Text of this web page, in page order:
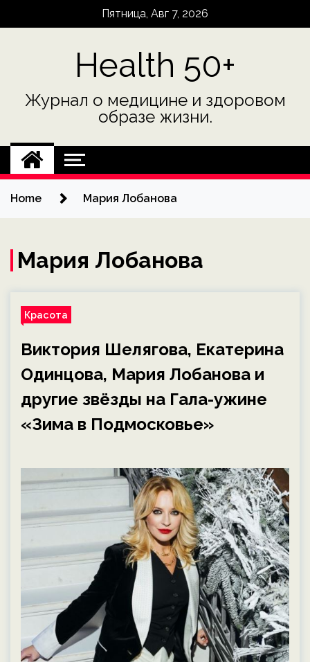
Пятница, Авг 7, 2026
Health 50+
Журнал о медицине и здоровом
образе жизни.
Home Мария Лобанова
Мария Лобанова
Красота
Виктория Шелягова, Екатерина
Одинцова, Мария Лобанова и
другие звёзды на Гала-ужине
«Зима в Подмосковье»